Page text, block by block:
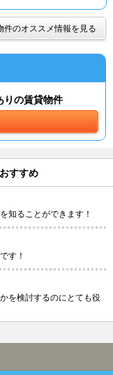
件のオススメ情報を見る
りの賃貸物件
すすめ
知ることができます！
す！
を検討するのにとても役